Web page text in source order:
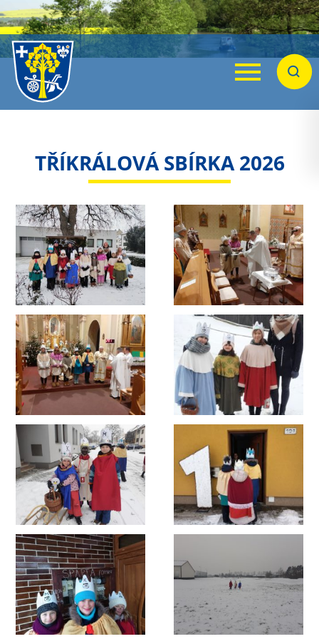
Menu
TŘÍKRÁLOVÁ SBÍRKA 2026